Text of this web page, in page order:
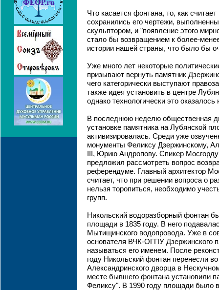
Что касается фонтана, то, как
сохранились его чертежи,
скульптором, и "появление этого
стало бы возвращением к более-
истории нашей страны, что было бы
Уже много лет некоторые
призывают вернуть памятник
чего категорически выступают
также идея установить в центре
однако технологически это
В последнюю неделю общественная
установке памятника на Лубянской
активизировалась. Среди уже
монументы Феликсу Дзержинскому,
III, Юрию Андропову. Спикер
предложил рассмотреть вопрос
референдуме. Главный архитектор
считает, что при решении вопроса о
нельзя торопиться, необходимо
групп.
Никольский водоразборный фонтан
площади в 1835 году. В него
Мытищинского водопровода. Уже в
основателя ВЧК-ОГПУ Дзержинского
называться его именем. После
году Никольский фонтан перенесли
Александринского дворца в
месте бывшего фонтана установили
Феликсу". В 1990 году площади было